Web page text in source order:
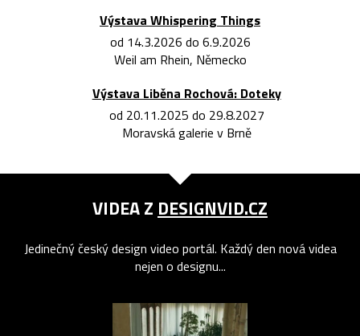
Výstava Whispering Things
od 14.3.2026 do 6.9.2026
Weil am Rhein, Německo
Výstava Liběna Rochová: Doteky
od 20.11.2025 do 29.8.2027
Moravská galerie v Brně
VIDEA Z DESIGNVID.CZ
Jedinečný český design video portál. Každý den nová videa
nejen o designu...